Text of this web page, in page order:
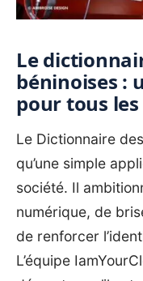
‎Le
béninoises :
pour tous
‎Le Dictionnaire
qu’une simple
société. Il
numérique, de
de renforcer
‎L’équipe